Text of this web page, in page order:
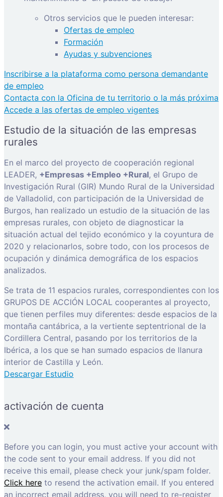
Otros servicios que le pueden interesar:
Ofertas de empleo
Formación
Ayudas y subvenciones
Inscribirse a la plataforma como persona demandante
de empleo
Contacta con la Oficina de tu territorio o la más próxima
Accede a las ofertas de empleo vigentes
Estudio de la situación de las empresas
rurales
En el marco del proyecto de cooperación regional
LEADER, +Empresas +Empleo +Rural, el Grupo de
Investigación Rural (GIR) Mundo Rural de la Universidad
de Valladolid, con participación de la Universidad de
Burgos, han realizado un estudio de la situación de las
empresas rurales, con objeto de diagnosticar la
situación actual del tejido económico y la coyuntura de
2020 y relacionarlos, sobre todo, con los procesos de
ocupación y dinámica demográfica de los espacios
analizados.
Se trata de 11 espacios rurales, correspondientes con los
GRUPOS DE ACCIÓN LOCAL cooperantes al proyecto,
que tienen perfiles muy diferentes: desde espacios de la
montaña cantábrica, a la vertiente septentrional de la
Cordillera Central, pasando por los territorios de la
Ibérica, a los que se han sumado espacios de llanura
interior de Castilla y León.
Descargar Estudio
activación de cuenta
Before you can login, you must active your account with
the code sent to your email address. If you did not
receive this email, please check your junk/spam folder.
Click here to resend the activation email. If you entered
an incorrect email address, you will need to re-register